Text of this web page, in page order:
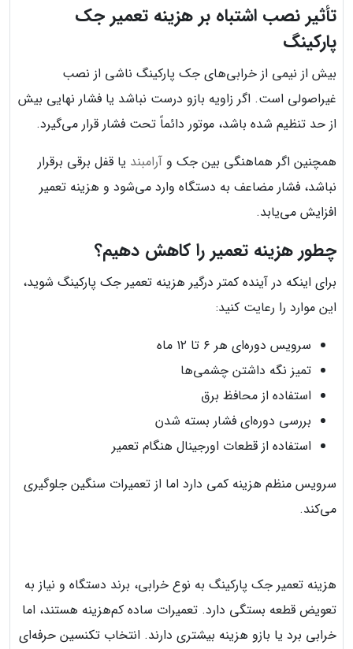
تأثیر نصب اشتباه بر هزینه تعمیر جک
پارکینگ
بیش از نیمی از خرابی‌های جک پارکینگ ناشی از نصب
غیراصولی است. اگر زاویه بازو درست نباشد یا فشار نهایی بیش
از حد تنظیم شده باشد، موتور دائماً تحت فشار قرار می‌گیرد.
همچنین اگر هماهنگی بین جک و آرامبند یا قفل برقی برقرار
نباشد، فشار مضاعف به دستگاه وارد می‌شود و هزینه تعمیر
افزایش می‌یابد.
چطور هزینه تعمیر را کاهش دهیم؟
برای اینکه در آینده کمتر درگیر هزینه تعمیر جک پارکینگ شوید،
این موارد را رعایت کنید:
سرویس دوره‌ای هر ۶ تا ۱۲ ماه
تمیز نگه داشتن چشمی‌ها
استفاده از محافظ برق
بررسی دوره‌ای فشار بسته شدن
استفاده از قطعات اورجینال هنگام تعمیر
سرویس منظم هزینه کمی دارد اما از تعمیرات سنگین جلوگیری
می‌کند.
هزینه تعمیر جک پارکینگ به نوع خرابی، برند دستگاه و نیاز به
تعویض قطعه بستگی دارد. تعمیرات ساده کم‌هزینه هستند، اما
خرابی برد یا بازو هزینه بیشتری دارند. انتخاب تکنسین حرفه‌ای